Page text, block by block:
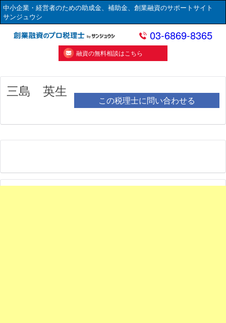
中小企業・経営者のための助成金、補助金、創業融資のサポートサイト
サンジュウシ
03-6869-8365
融資の無料相談はこちら
三島 英生
この税理士に問い合わせる